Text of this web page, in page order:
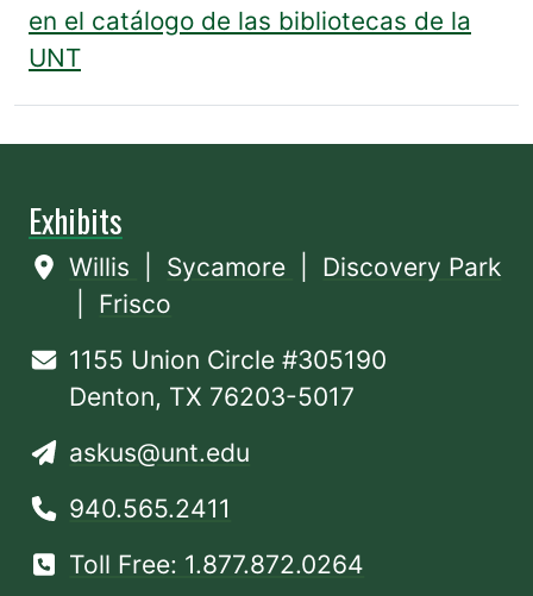
en el catálogo de las bibliotecas de la
UNT
Exhibits
Willis Sycamore
Discovery Park
Frisco
1155 Union Circle #305190
Denton, TX 76203-5017
askus@unt.edu
940.565.2411
Toll Free: 1.877.872.0264